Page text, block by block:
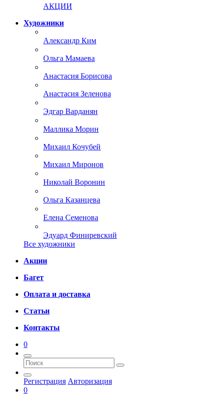
АКЦИИ
Художники
Александр Ким
Ольга Мамаева
Анастасия Борисова
Анастасия Зеленова
Эдгар Варданян
Маллика Морин
Михаил Кочубей
Михаил Миронов
Николай Воронин
Ольга Казанцева
Елена Семенова
Эдуард Финиревский
Все художники
Акции
Багет
Оплата и доставка
Статьи
Контакты
0
Регистрация Авторизация
0